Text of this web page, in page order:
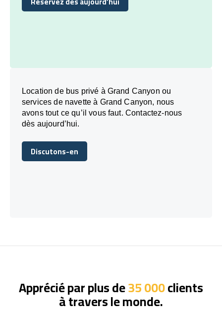
Réservez dès aujourd’hui
Location de bus privé à Grand Canyon ou
services de navette à Grand Canyon, nous
avons tout ce qu’il vous faut. Contactez-nous
dès aujourd’hui.
Discutons-en
Discutons-en
Apprécié par plus de35 000clients
à travers le monde.